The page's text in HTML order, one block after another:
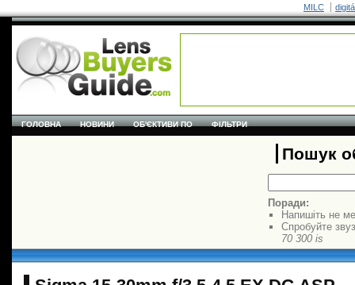
MILC
ГОЛОВНА НОВИНИ ОБ'ЄКТИВИ ПО ФІЛЬТРИ
Пошук
Поради:
Напишіть не
Спробуйте
70 300 is